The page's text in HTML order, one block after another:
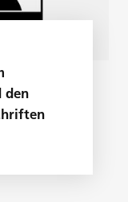
den